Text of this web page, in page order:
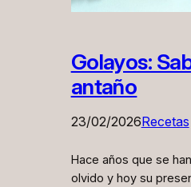
Golayos:
antaño
23/02/2026Recetas
Hace años que se
olvido y hoy su